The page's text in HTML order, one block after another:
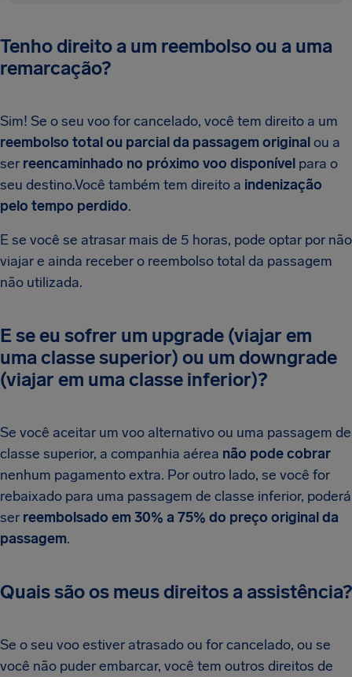
Tenho direito a um reembolso ou a uma
remarcação?
Sim! Se o seu voo for cancelado, você tem direito a um
reembolso total ou parcial da passagem originalou a
ser reencaminhado no próximo voo disponível para o
seu destino.Você também tem direito a indenização
pelo tempo perdido.
E se você se atrasar mais de 5 horas, pode optar por não
viajar e ainda receber o reembolso total da passagem
não utilizada.
E se eu sofrer um upgrade (viajar em
uma classe superior) ou um downgrade
(viajar em uma classe inferior)?
Se você aceitar um voo alternativo ou uma passagem de
classe superior, a companhia aérea não pode cobrar
nenhum pagamento extra. Por outro lado, se você for
rebaixado para uma passagem de classe inferior, poderá
ser reembolsado em 30% a 75% do preço original da
passagem.
Quais são os meus direitos a assistência?
Se o seu voo estiver atrasado ou for cancelado, ou se
você não puder embarcar, você tem outros direitos de